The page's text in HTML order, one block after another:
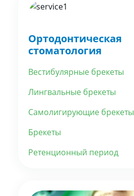
Ортодонтическая
стоматология
Вестибулярные брекеты
Лингвальные брекеты
Самолигирующие брекеты
Брекеты
Ретенционный период